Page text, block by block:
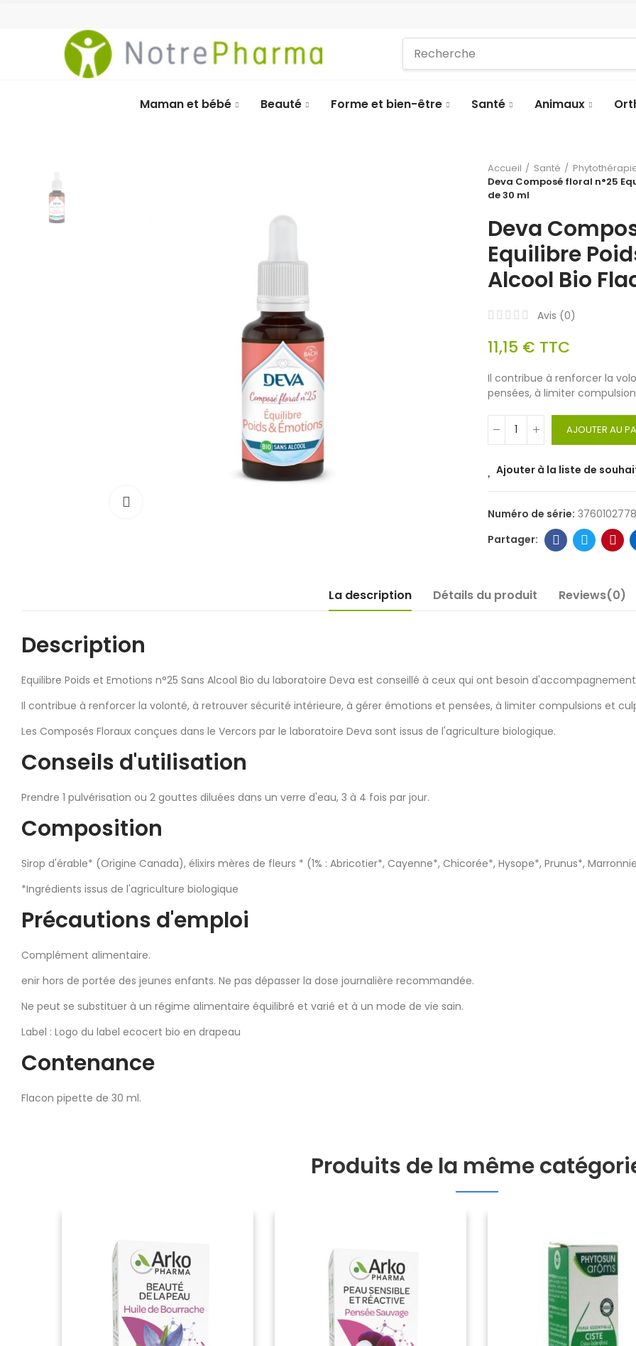
Maman et bébé Beauté Forme et bien-être Santé Animaux
Accueil Santé
Deva Composé floral n°25
de 30 ml
Deva
Equilibre
Alcool Bio
Avis (0)
11,15 € TTC
Il contribue à renforcer la
pensées, à limiter
AJOUTER AU
Ajouter à la liste de
Numéro de série:
La description Détails du produit Reviews(0)
Description
Equilibre Poids et Emotions n°25 Sans Alcool Bio du laboratoire Deva est conseillé à ceux qui ont besoin
Il contribue à renforcer la volonté, à retrouver sécurité intérieure, à gérer émotions et pensées, à limiter compulsions et
Les Composés Floraux conçues dans le Vercors par le laboratoire Deva sont issus de l'agriculture biologique.
Conseils d'utilisation
Prendre 1 pulvérisation ou 2 gouttes diluées dans un verre d'eau, 3 à 4 fois par jour.
Composition
Sirop d'érable* (Origine Canada), élixirs mères de fleurs * (1% : Abricotier*, Cayenne*, Chicorée*, Hysope*, Prunus*,
*Ingrédients issus de l'agriculture biologique
Précautions d'emploi
Complément alimentaire.
enir hors de portée des jeunes enfants. Ne pas dépasser la dose journalière recommandée.
Ne peut se substituer à un régime alimentaire équilibré et varié et à un mode de vie sain.
Label : Logo du label ecocert bio en drapeau
Contenance
Flacon pipette de 30 ml.
Produits de la même